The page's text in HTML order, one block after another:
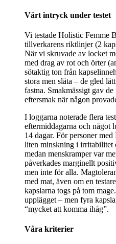
Vårt intryck under testet
Vi testade Holistic Femme
tillverkarens riktlinjer (2
När vi skruvade av locket
med drag av rot och örter
sötaktig ton från
stora men släta – de gled
fastna. Smakmässigt gav
eftersmak när någon
I loggarna noterade flera
eftermiddagarna och något
14 dagar. För personer
liten minskning i irritabilitet
medan menskramper var
påverkades marginellt
men inte för alla.
med mat, även om en
kapslarna togs på tom
upplägget – men fyra
“mycket att komma ihåg”.
Våra kriterier